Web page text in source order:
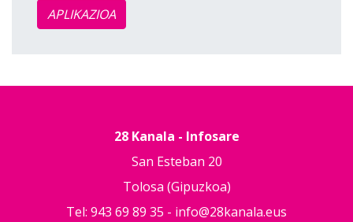
APLIKAZIOA
28 Kanala - Infosare
San Esteban 20
Tolosa (Gipuzkoa)
Tel: 943 69 89 35 - info@28kanala.eus